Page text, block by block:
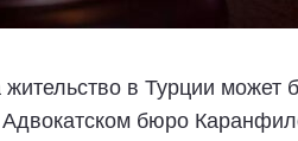
в Турции
бюро